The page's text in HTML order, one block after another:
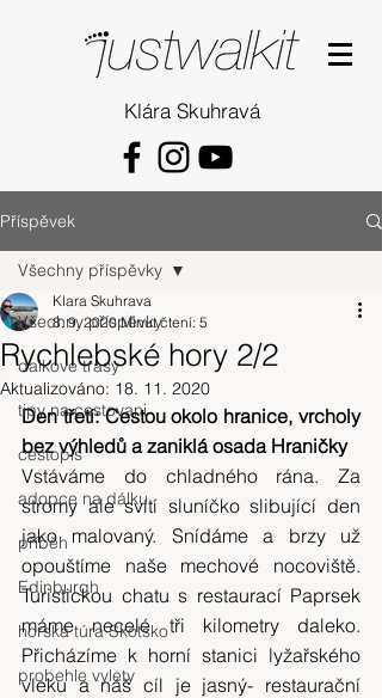
Klára Skuhravá
Příspěvek
Všechny příspěvky
dalkove trasy
tipy na cestovani
cestopis
adopce na dálku
příběh
Edinburgh
horská túra Skotsko
probehle vylety
Všechny příspěvky
Rychlebské hory 2/2
Klara Skuhrava
8. 9. 2020 Minut čtení: 5
Aktualizováno: 18. 11. 2020
Den třetí: Cestou okolo hranice, vrcholy
bez výhledů a zaniklá osada Hraničky
Vstáváme do chladného rána. Za
stromy ale svítí sluníčko slibující den
jako malovaný. Snídáme a brzy už
opouštíme naše mechové nocoviště.
Turistickou chatu s restaurací Paprsek
máme necelé tři kilometry daleko.
Přicházíme k horní stanici lyžařského
vleku a náš cíl je jasný- restaurační